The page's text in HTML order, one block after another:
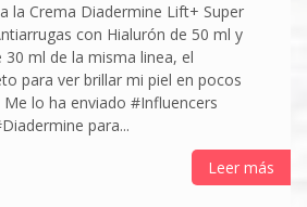
la Crema Diadermine Lift+ Super
con Hialurón de 50 ml y
ml de la misma linea, el
para ver brillar mi piel en pocos
Me lo ha enviado #Influencers
para...
Leer más